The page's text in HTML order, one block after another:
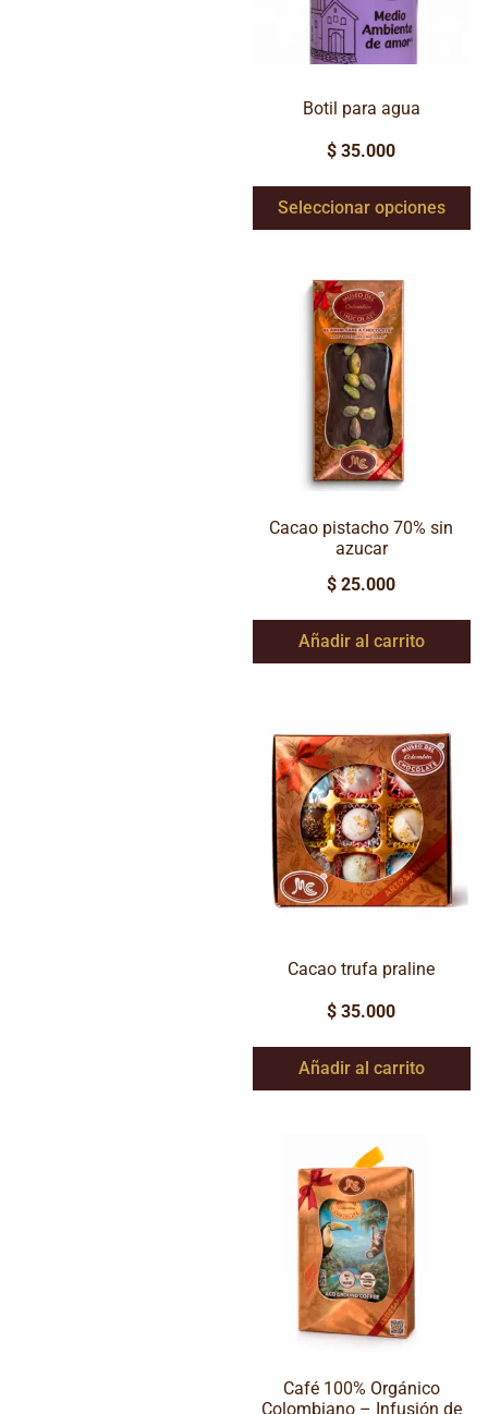
Botil para agua
$ 35.000
Seleccionar opciones
Cacao pistacho 70% sin
azucar
$ 25.000
Añadir al carrito
Cacao trufa praline
$ 35.000
Añadir al carrito
Café 100% Orgánico
Colombiano – Infusión de